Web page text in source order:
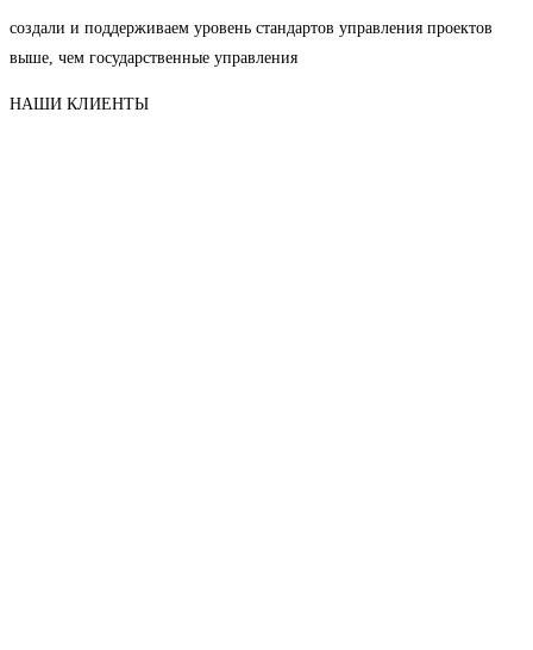
создали и поддерживаем уровень стандартов управления проектов
выше, чем государственные управления
НАШИ КЛИЕНТЫ